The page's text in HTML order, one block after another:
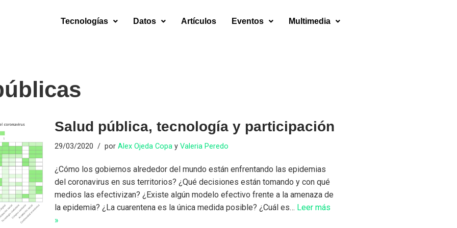
Tecnologías Datos Artículos Eventos Multimedia
Salud pública, tecnología y participación
29/03/2020 porAlex Ojeda Copa yValeria Peredo
¿Cómo los gobiernos alrededor del mundo están enfrentando las epidemias
del coronavirus en sus territorios? ¿Qué decisiones están tomando y con qué
medios las efectivizan? ¿Existe algún modelo efectivo frente a la amenaza de
la epidemia? ¿La cuarentena es la única medida posible? ¿Cuál es… Leer más
»